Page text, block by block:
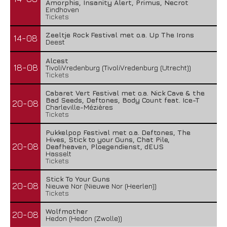
Amorphis, Insanity Alert, Primus, Necrot
Eindhoven
Tickets
14-08
Zeeltje Rock Festival met o.a. Up The Irons
Deest
18-08
Alcest
TivoliVredenburg (TivoliVredenburg (Utrecht))
Tickets
20-08
Cabaret Vert Festival met o.a. Nick Cave & the
Bad Seeds, Deftones, Body Count feat. Ice-T
Charleville-Mézières
Tickets
20-08
Pukkelpop Festival met o.a. Deftones, The
Hives, Stick to your Guns, Chat Pile,
Deafheaven, Ploegendienst, dEUS
Hasselt
Tickets
20-08
Stick To Your Guns
Nieuwe Nor (Nieuwe Nor (Heerlen))
Tickets
20-08
Wolfmother
Hedon (Hedon (Zwolle))